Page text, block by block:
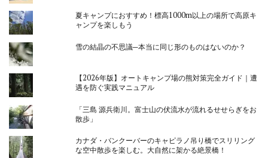
夏キャンプにおすすめ！標高1000m以上の場所で高原キ
ャンプを楽しもう
雪の結晶の不思議─本当に同じ形のものはないのか？
【2026年版】オートキャンプ場の熊対策完全ガイド｜遭
遇を防ぐ実践マニュアル
「三島 源兵衛川。富士山の伏流水が流れるせせらぎをお
散歩」
カナダ・バンクーバーのキャピラノ吊り橋でスリリング
な空中散歩を楽しむ。大自然に架かる絶景橋！